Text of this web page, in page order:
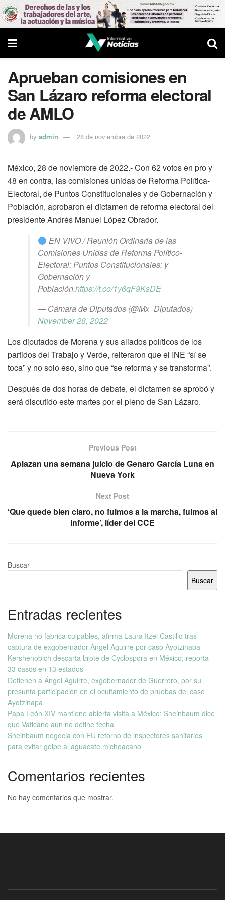
Aprueban comisiones en
San Lázaro reforma electoral
de AMLO
by admin 28 de noviembre de 2022
México, 28 de noviembre de 2022.- Con 62 votos en pro y
48 en contra, las comisiones unidas de Reforma Política-
Electoral, de Puntos Constitucionales y de Gobernación y
Población, aprobaron el dictamen de reforma electoral del
presidente Andrés Manuel López Obrador.
EN VIVO / Reunión Ordinaria de las
Comisiones Unidas de Reforma Político-
Electoral; Puntos Constitucionales; y
Gobernación y
Población.https://t.co/1y6qF9KsDE
— Cámara de Diputados (@Mx_Diputados)
November 28, 2022
Los diputados de Morena y sus aliados políticos de los
partidos del Trabajo y Verde, reiteraron que el INE “sí se
toca” y no solo eso, sino que “se reforma y se transforma”.
Después de dos horas de debate, el dictamen se aprobó y
será discutido este martes por el pleno de San Lázaro.
Previous Post
Aplazan una semana juicio de Genaro García Luna en
Nueva York
Next Post
‘Que quede bien claro, no fuimos a la marcha, fuimos al
informe’, líder del CCE
Buscar
Buscar
Entradas recientes
Morena no fabrica culpables, afirma Laura Itzel Castillo tras
captura de exgobernador Ángel Aguirre por caso Ayotzinapa
Kershenobich descarta brote de Cyclospora en México; reporta
33 casos en 13 estados
Detienen a Ángel Aguirre, exgobernador de Guerrero, por su
presunta participación en el ocultamiento de pruebas del caso
Ayotzinapa
Papa León XIV mantiene abierta visita a México; Sheinbaum dice
que Vaticano aún no define fecha
Sheinbaum negocia con EU retorno de inspectores sanitarios
para evitar golpe al aguacate michoacano
Comentarios recientes
No hay comentarios que mostrar.